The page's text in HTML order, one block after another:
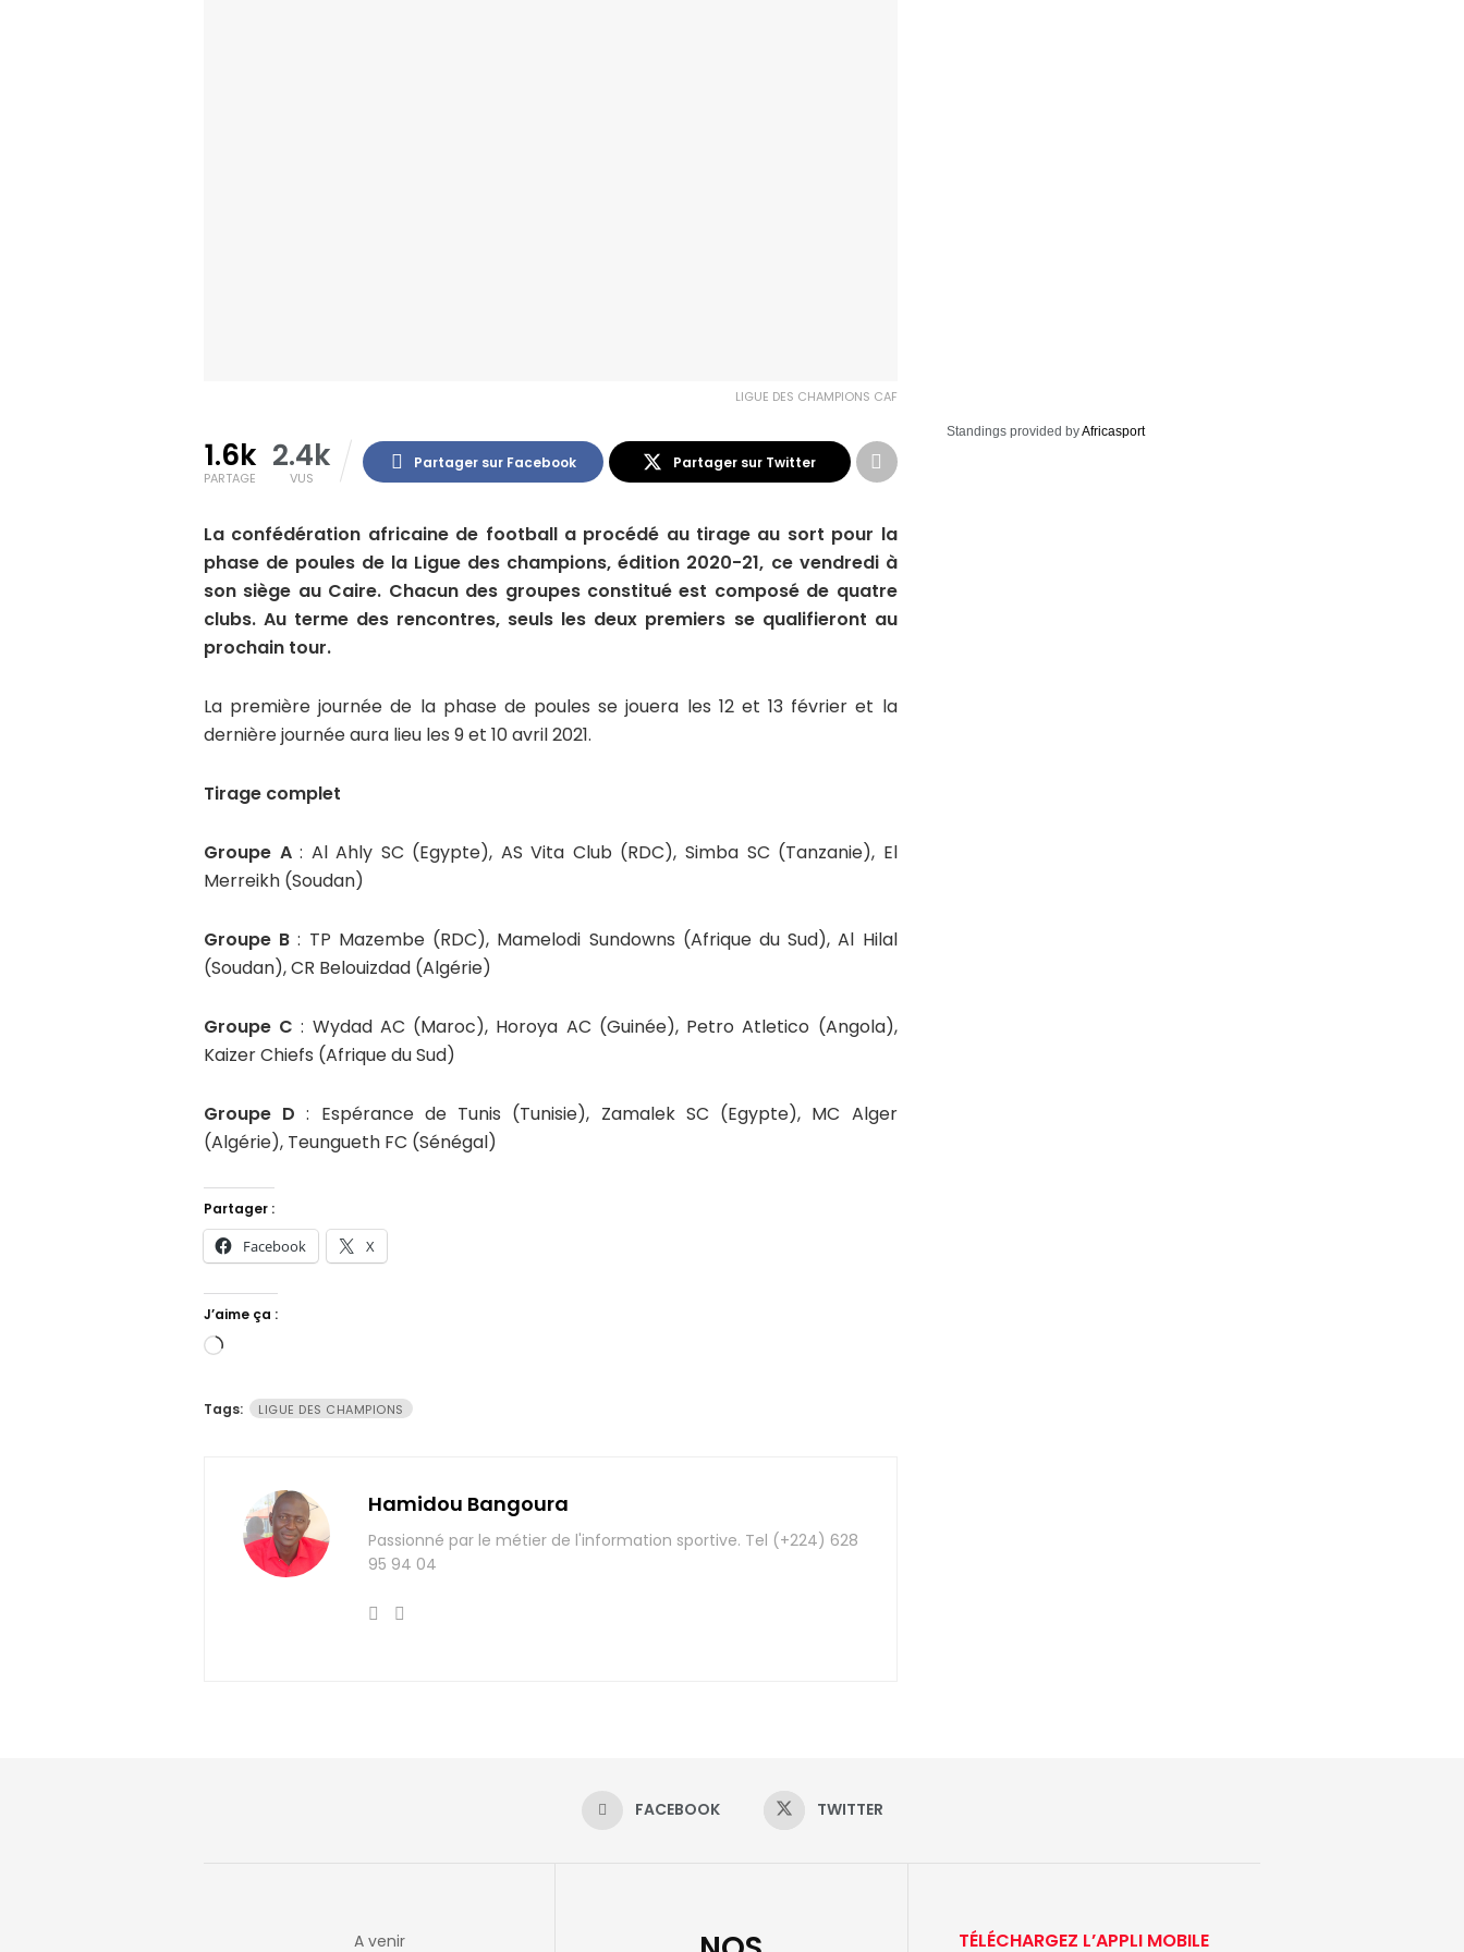
LIGUE DES CHAMPIONS CAF
1.6k
PARTAGE
2.4k
VUS
Partager sur Facebook Partager sur Twitter
La confédération africaine de football a procédé au tirage au sort pour la
phase de poules de la Ligue des champions, édition 2020-21, ce vendredi à
son siège au Caire. Chacun des groupes constitué est composé de quatre
clubs. Au terme des rencontres, seuls les deux premiers se qualifieront au
prochain tour.
La première journée de la phase de poules se jouera les 12 et 13 février et la
dernière journée aura lieu les 9 et 10 avril 2021.
Tirage complet
Groupe A: Al Ahly SC (Egypte), AS Vita Club (RDC), Simba SC (Tanzanie), El
Merreikh (Soudan)
Groupe B : TP Mazembe (RDC), Mamelodi Sundowns (Afrique du Sud), Al Hilal
(Soudan), CR Belouizdad (Algérie)
Groupe C : Wydad AC (Maroc), Horoya AC (Guinée), Petro Atletico (Angola),
Kaizer Chiefs (Afrique du Sud)
Groupe D : Espérance de Tunis (Tunisie), Zamalek SC (Egypte), MC Alger
(Algérie), Teungueth FC (Sénégal)
Partager :
Facebook X
J’aime ça :
Chargement…
Tags: LIGUE DES CHAMPIONS
Hamidou Bangoura
Passionné par le métier de l'information sportive. Tel (+224) 628
95 94 04
Standings provided byAfricasport
FACEBOOK TWITTER
A venir TÉLÉCHARGEZ L’APPLI MOBILE